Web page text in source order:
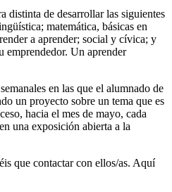
distinta de desarrollar las siguientes
matemática, básicas en
a aprender; social y cívica; y
emprendedor. Un aprender
en las que el alumnado de
un proyecto sobre un tema que es
hacia el mes de mayo, cada
una exposición abierta a la
que contactar con ellos/as. Aquí